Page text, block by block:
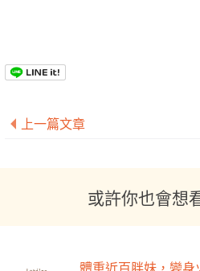
上一篇文章
或許你也會想